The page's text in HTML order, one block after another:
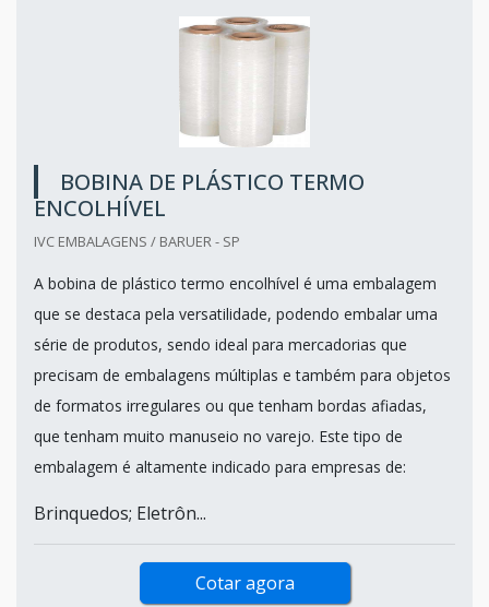
BOBINA DE PLÁSTICO TERMO
ENCOLHÍVEL
IVC EMBALAGENS / BARUER - SP
A bobina de plástico termo encolhível é uma embalagem
que se destaca pela versatilidade, podendo embalar uma
série de produtos, sendo ideal para mercadorias que
precisam de embalagens múltiplas e também para objetos
de formatos irregulares ou que tenham bordas afiadas,
que tenham muito manuseio no varejo. Este tipo de
embalagem é altamente indicado para empresas de:
Brinquedos; Eletrôn...
Cotar agora